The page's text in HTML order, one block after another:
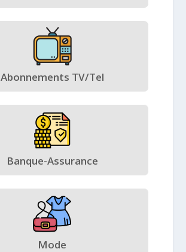
Abonnements TV/Tel
Banque-Assurance
Mode